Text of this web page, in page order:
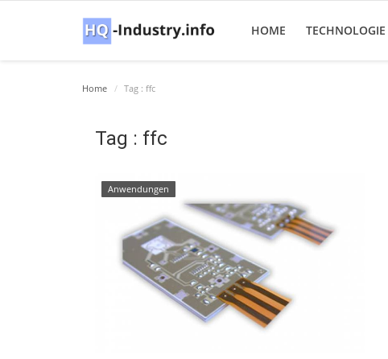
HOME TECHNOLOGIE
Home Tag : ffc
Tag : ffc
Anwendungen